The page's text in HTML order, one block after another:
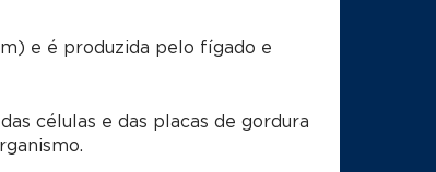
e é produzida pelo fígado e
células e das placas de gordura